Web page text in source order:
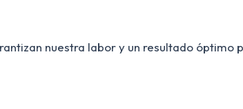
nuestra labor y un resultado óptimo